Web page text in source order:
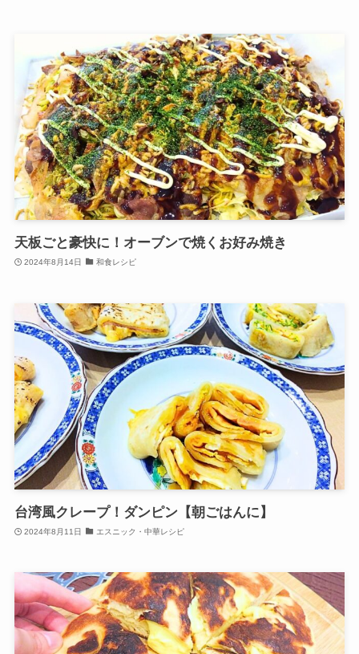
天板ごと豪快に！オーブンで焼くお好み焼き
2024年8月14日 和食レシピ
台湾風クレープ！ダンピン【朝ごはんに】
2024年8月11日 エスニック・中華レシピ